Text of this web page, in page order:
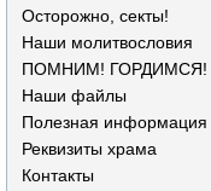
Осторожно, секты!
Наши молитвословия
ПОМНИМ! ГОРДИМСЯ!
Наши файлы
Полезная информация
Реквизиты храма
Контакты